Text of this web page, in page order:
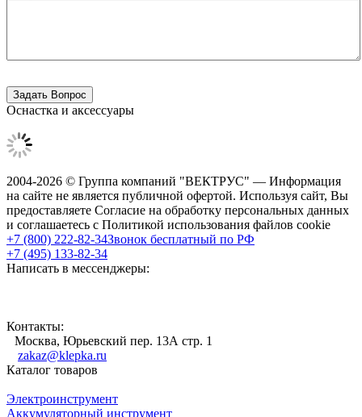
Оснастка и аксессуары
2004-2026 © Группа компаний "ВЕКТРУС" — Информация
на сайте не является публичной офертой. Используя сайт, Вы
предоставляете Согласие на обработку персональных данных
и соглашаетесь с Политикой использования файлов cookie
+7 (800) 222-82-34Звонок бесплатный по РФ
+7 (495) 133-82-34
Написать в мессенджеры:
Контакты:
Москва, Юрьевский пер. 13А стр. 1
zakaz@klepka.ru
Каталог товаров
Электроинструмент
Аккумуляторный инструмент